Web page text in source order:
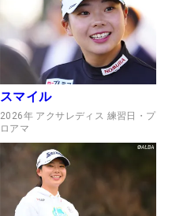
スマイル
2026年 アクサレディス 練習日・プ
ロアマ